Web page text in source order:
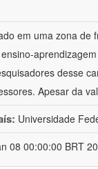
em uma zona de
desse
Apesar da
Universidade
08 00:00:00 BRT